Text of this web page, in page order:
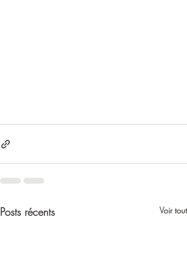
Posts récents Voir tout